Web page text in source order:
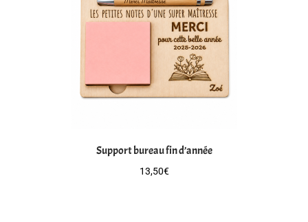
Support bureau fin d’année
13,50€